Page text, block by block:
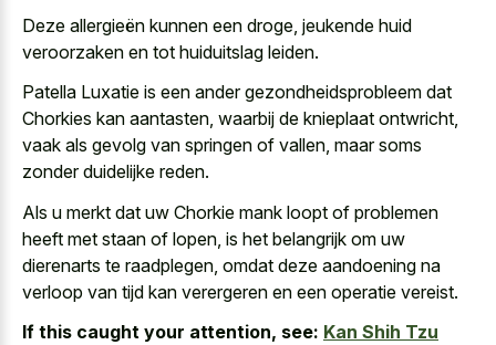
Deze allergieën kunnen een droge, jeukende huid
veroorzaken en tot huiduitslag leiden.
Patella Luxatie is een ander gezondheidsprobleem dat
Chorkies kan aantasten, waarbij de knieplaat ontwricht,
vaak als gevolg van springen of vallen, maar soms
zonder duidelijke reden.
Als u merkt dat uw Chorkie mank loopt of problemen
heeft met staan of lopen, is het belangrijk om uw
dierenarts te raadplegen, omdat deze aandoening na
verloop van tijd kan verergeren en een operatie vereist.
If this caught your attention, see: Kan Shih Tzu